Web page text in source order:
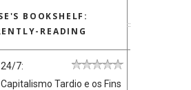
BOOKSHELF:
READING
24/7:
Capitalismo Tardio e os Fins